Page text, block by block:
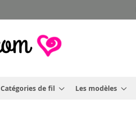
Catégories de fil Les modèles